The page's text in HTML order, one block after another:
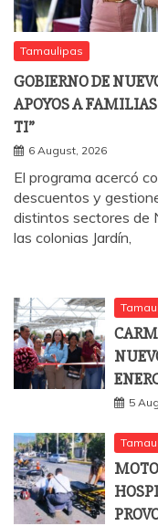
Tamaulipas
GOBIERNO DE
APOYOS A
TI”
6 August, 2026
El programa acercó
descuentos y
distintos sectores de
las colonias Jardín,
5